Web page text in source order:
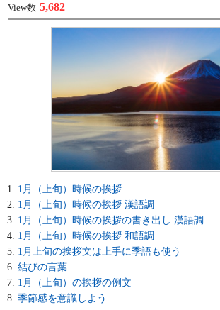
View数 5,682
1月（上旬）時候の挨拶
1月（上旬）時候の挨拶 漢語調
1月（上旬）時候の挨拶の書き出し 漢語調
1月（上旬）時候の挨拶 和語調
1月上旬の挨拶文は上手に季語も使う
結びの言葉
1月（上旬）の挨拶の例文
季節感を意識しよう